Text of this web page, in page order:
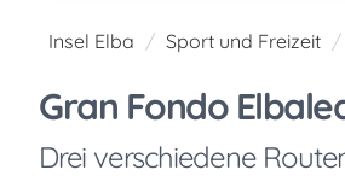
Insel Elba Sport und Freizeit
Gran Fondo
Drei verschiedene